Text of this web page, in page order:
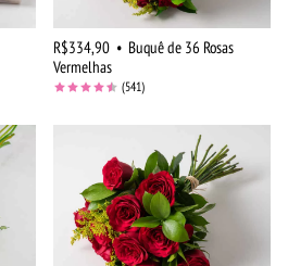
R$334,90 • Buquê de 36 Rosas
Vermelhas
(541)